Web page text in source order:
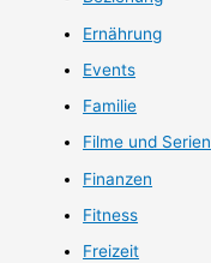
Ernährung
Events
Familie
Filme und Serien
Finanzen
Fitness
Freizeit